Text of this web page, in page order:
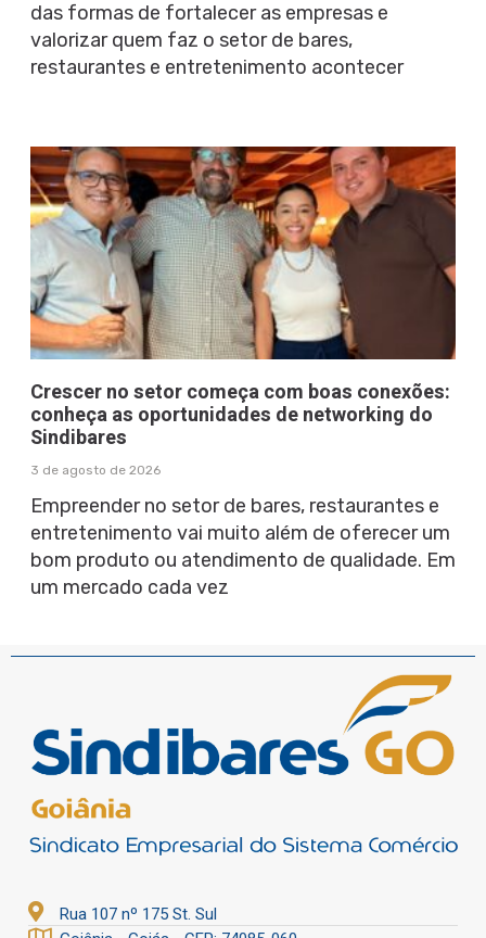
das formas de fortalecer as empresas e
valorizar quem faz o setor de bares,
restaurantes e entretenimento acontecer
Crescer no setor começa com boas conexões:
conheça as oportunidades de networking do
Sindibares
3 de agosto de 2026
Empreender no setor de bares, restaurantes e
entretenimento vai muito além de oferecer um
bom produto ou atendimento de qualidade. Em
um mercado cada vez
Rua 107 nº 175 St. Sul